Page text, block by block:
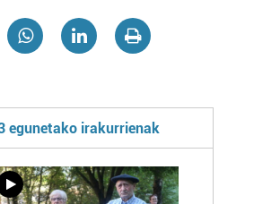
egunetako irakurrienak